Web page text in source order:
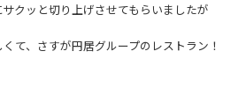
クッと切り上げさせてもらいましたが
て、さすが円居グループのレストラン！